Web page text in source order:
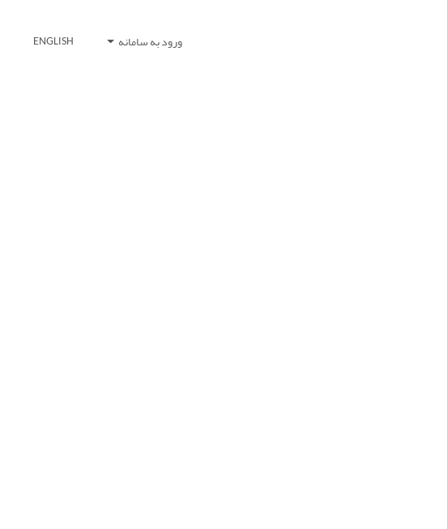
ورود به سامانه ENGLISH